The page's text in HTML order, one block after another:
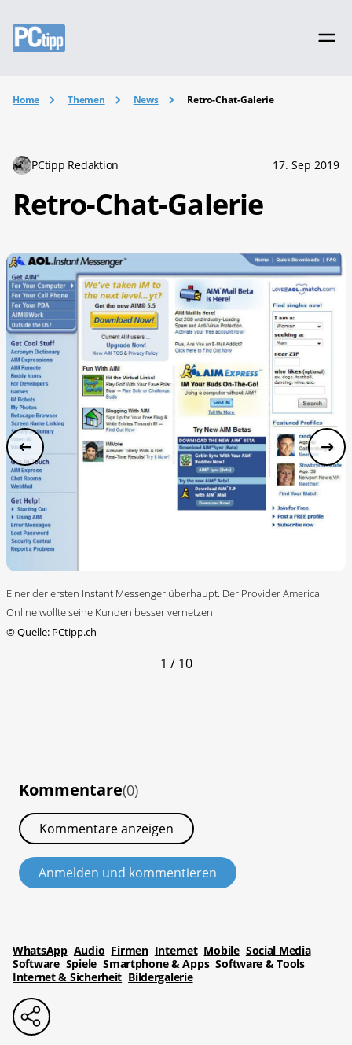
Home Themen News Retro-Chat-Galerie
PCtipp Redaktion 17. Sep 2019
Retro-Chat-Galerie
Einer der ersten Instant Messenger überhaupt. Der Provider America
Online wollte seine Kunden besser vernetzen
©Quelle: PCtipp.ch
1 / 10
Kommentare(0)
Kommentare anzeigen
Anmelden und kommentieren
WhatsApp Audio Firmen Internet Mobile Social Media
Software Spiele Smartphone & Apps Software & Tools
Internet & Sicherheit Bildergalerie